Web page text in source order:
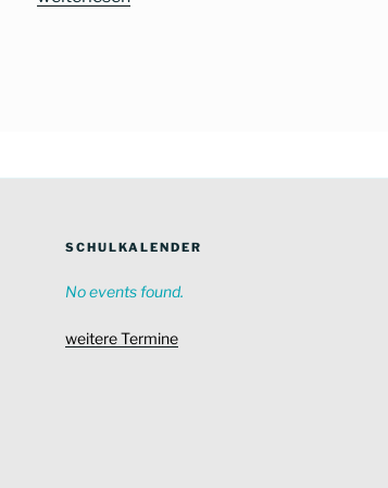
SCHULKALENDER
No events found.
weitere Termine